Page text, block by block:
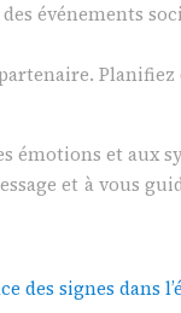
événements
émotions et
et à vous
des signes dans